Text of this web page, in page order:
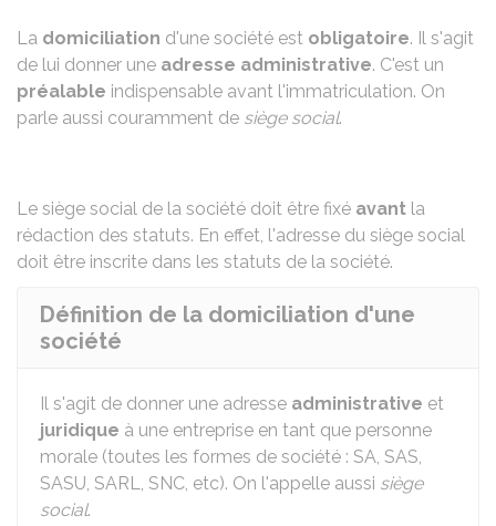
La domiciliation d'une société est obligatoire. Il s'agit
de lui donner une adresse administrative. C'est un
préalable indispensable avant l'immatriculation. On
parle aussi couramment de siège social.
Le siège social de la société doit être fixé avant la
rédaction des statuts. En effet, l'adresse du siège social
doit être inscrite dans les statuts de la société.
Définition de la domiciliation d'une
société
Il s'agit de donner une adresse administrative et
juridique à une entreprise en tant que personne
morale (toutes les formes de société : SA, SAS,
SASU, SARL, SNC, etc). On l'appelle aussi siège
social.